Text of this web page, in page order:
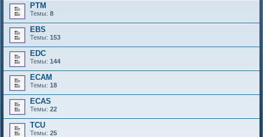
PTM
Темы: 8
EBS
Темы: 153
EDC
Темы: 144
ECAM
Темы: 18
ECAS
Темы: 22
TCU
Темы: 25